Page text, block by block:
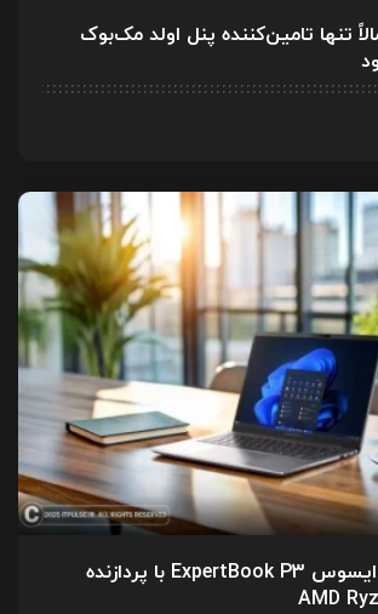
تنها تامین‌کننده پنل اولد مک‌بوک
معرفی لپ‌تاپ ایسوس ExpertBook P3 با پردازنده
AMD